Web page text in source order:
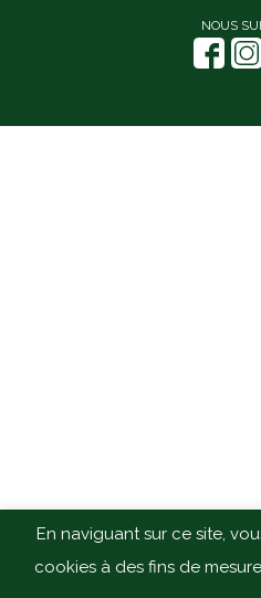
NOUS
En naviguant sur ce site,
cookies à des fins de